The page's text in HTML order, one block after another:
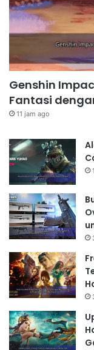
Genshin
Fantasi
11 jam ago